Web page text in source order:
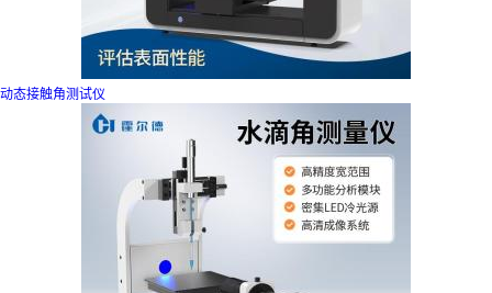
动态接触角测试仪